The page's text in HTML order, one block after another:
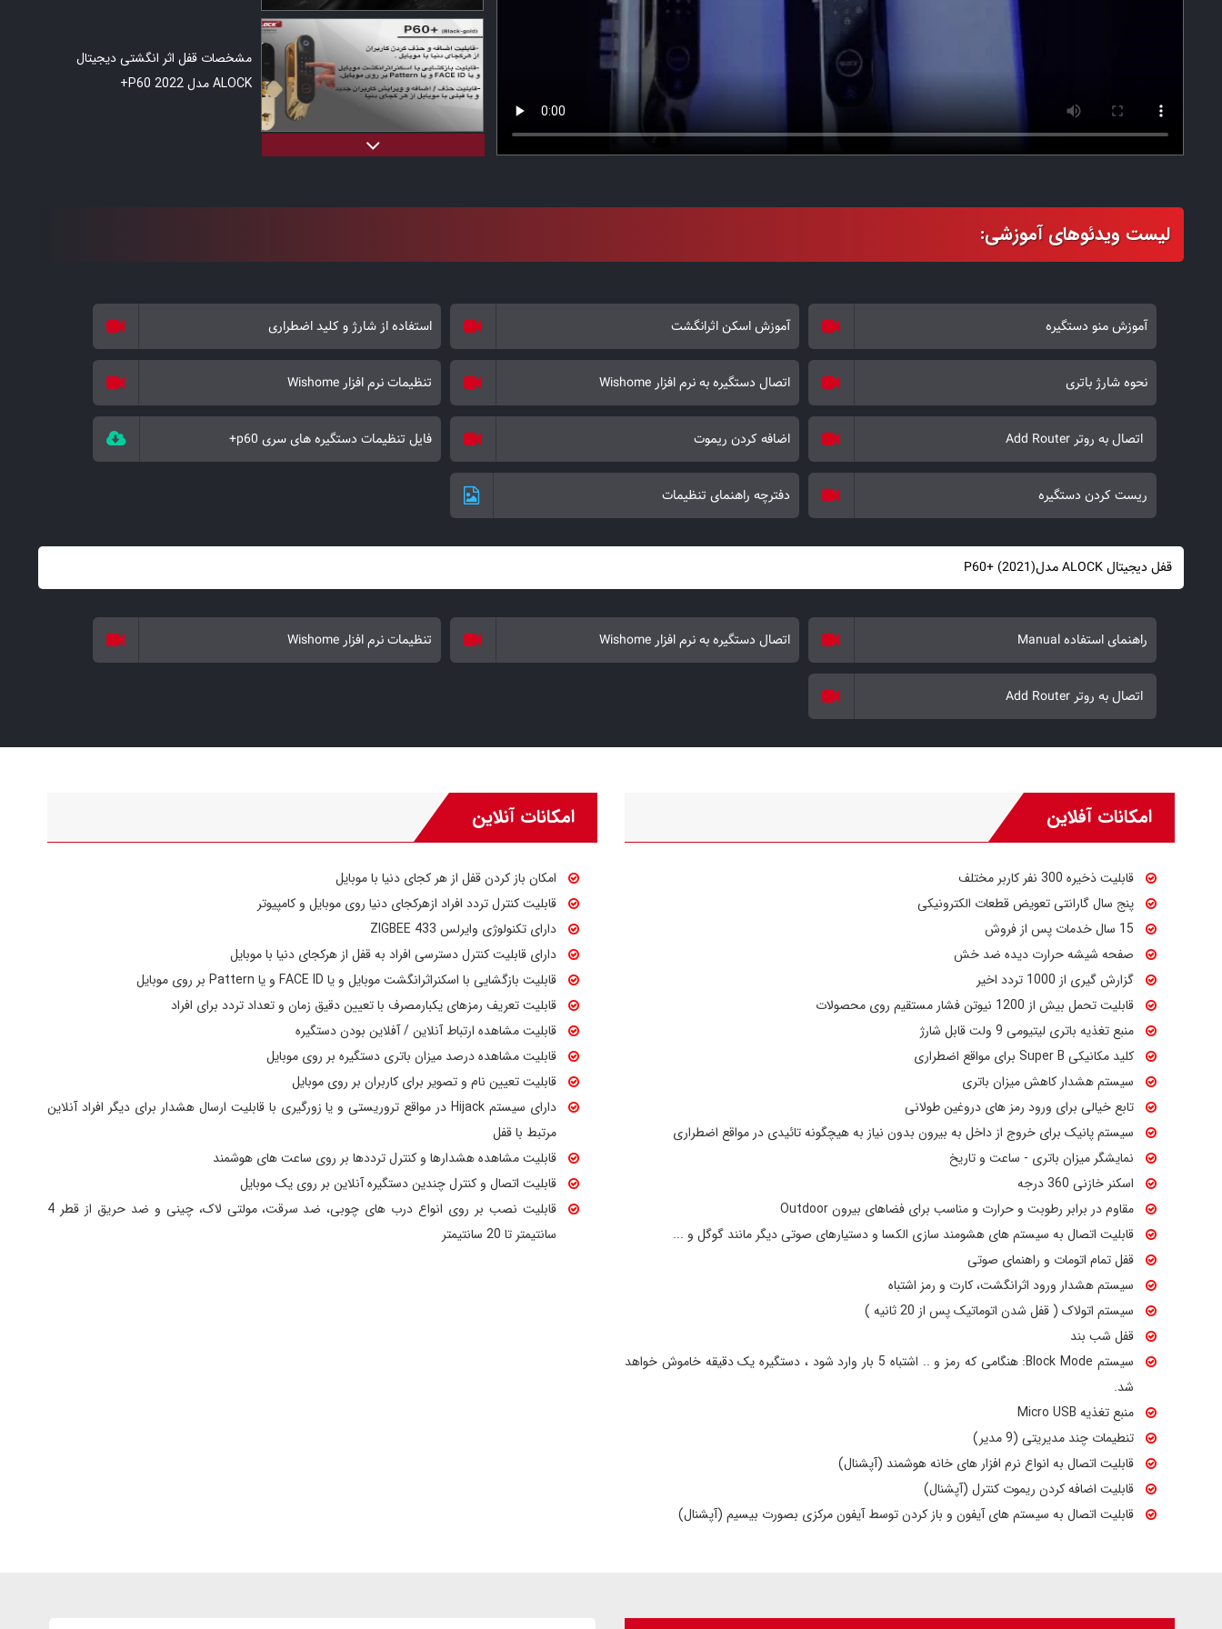
قیمت قفل هوشمند +P60 با توجه به طراحی مدرن، عملکرد تمام اتوماتیک و مجموعه‌ای از امکانات هوشمند و امنیتی پیشرفته
تعیین می‌شود. این مدل با تلفیق زیبایی، فناوری و امنیت، یکی از گزینه‌های ارزشمند در میان قفل‌های دیجیتال حرفه‌ای محسوب
می‌شود.
مشخصات قفل اثر انگشتی دیجیتال
ALOCK مدل 2022 P60+
مدل 2022 P60+
مشخصات قفل اثر انگشتی دیجیتال
ALOCK مدل 2022 P60+
قفل اثر انگشتی دیجیتال ALOCK مدل
مشخصات قفل اثر انگشتی دیجیتال
آموزش منو دستگیره آموزش اسکن اثرانگشت استفاده از شارژ و کلید اضطراری
نحوه شارژ باتری اتصال دستگیره به نرم افزار Wishome تنظیمات نرم افزار Wishome
اتصال به روتر Add Router اضافه کردن ریموت فایل تنظیمات دستگیره های سری p60+
ریست کردن دستگیره دفترچه راهنمای تنظیمات
قفل دیجیتال ALOCK مدل(2021) +P60
راهنمای استفاده Manual اتصال دستگیره به نرم افزار Wishome تنظیمات نرم افزار Wishome
اتصال به روتر Add Router
امکانات آفلاین
قابلیت ذخیره 300 نفر کاربر مختلف
پنج سال گارانتی تعویض قطعات الکترونیکی
15 سال خدمات پس از فروش
صفحه شیشه حرارت دیده ضد خش
گزارش گیری از 1000 تردد اخیر
قابلیت تحمل بیش از 1200 نیوتن فشار مستقیم روی محصولات
منبع تغذیه باتری لیتیومی 9 ولت قابل شارژ
کلید مکانیکی Super B برای مواقع اضطراری
سیستم هشدار کاهش میزان باتری
تابع خیالی برای ورود رمز های دروغین طولانی
سیستم پانیک برای خروج از داخل به بیرون بدون نیاز به هیچگونه تائیدی در مواقع اضطراری
نمایشگر میزان باتری - ساعت و تاریخ
اسکنر خازنی 360 درجه
مقاوم در برابر رطوبت و حرارت و مناسب برای فضاهای بیرون Outdoor
قابلیت اتصال به سیستم های هشومند سازی الکسا و دستیارهای صوتی دیگر مانند گوگل و ...
قفل تمام اتومات و راهنمای صوتی
سیستم هشدار ورود اثرانگشت، کارت و رمز اشتباه
سیستم اتولاک ( قفل شدن اتوماتیک پس از 20 ثانیه )
قفل شب بند
سیستم Block Mode: هنگامی که رمز و .. اشتباه 5 بار وارد شود ، دستگیره یک دقیقه خاموش خواهد
شد.
منبع تغذیه Micro USB
تنطیمات چند مدیریتی (9 مدیر)
قابلیت اتصال به انواع نرم افزار های خانه هوشمند (آپشنال)
قابلیت اضافه کردن ریموت کنترل (آپشنال)
قابلیت اتصال به سیستم های آیفون و باز کردن توسط آیفون مرکزی بصورت بیسیم (آپشنال)
امکانات آنلاین
امکان باز کردن قفل از هر کجای دنیا با موبایل
قابلیت کنترل تردد افراد ازهرکجای دنیا روی موبایل و کامپیوتر
دارای تکنولوژی وایرلس ZIGBEE 433
دارای قابلیت کنترل دسترسی افراد به قفل از هرکجای دنیا با موبایل
قابلیت بازگشایی با اسکنراثرانگشت موبایل و یا FACE ID و یا Pattern بر روی موبایل
قابلیت تعریف رمزهای یکبارمصرف با تعیین دقیق زمان و تعداد تردد برای افراد
قابلیت مشاهده ارتباط آنلاین / آفلاین بودن دستگیره
قابلیت مشاهده درصد میزان باتری دستگیره بر روی موبایل
قابلیت تعیین نام و تصویر برای کاربران بر روی موبایل
دارای سیستم Hijack در مواقع تروریستی و یا زورگیری با قابلیت ارسال هشدار برای دیگر افراد آنلاین
مرتبط با قفل
قابلیت مشاهده هشدارها و کنترل ترددها بر روی ساعت های هوشمند
قابلیت اتصال و کنترل چندین دستگیره آنلاین بر روی یک موبایل
قابلیت نصب بر روی انواع درب های چوبی، ضد سرقت، مولتی لاک، چینی و ضد حریق از قطر 4
سانتیمتر تا 20 سانتیمتر